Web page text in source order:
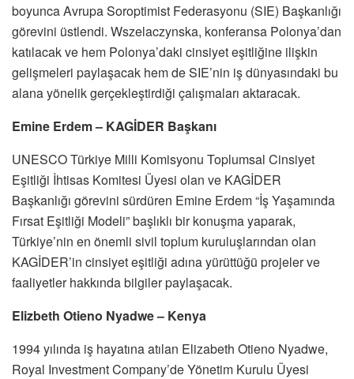
boyunca Avrupa Soroptimist Federasyonu (SIE) Başkanlığı
görevini üstlendi. Wszelaczynska, konferansa Polonya’dan
katılacak ve hem Polonya’daki cinsiyet eşitliğine ilişkin
gelişmeleri paylaşacak hem de SIE’nin iş dünyasındaki bu
alana yönelik gerçekleştirdiği çalışmaları aktaracak.
Emine Erdem – KAGİDER Başkanı
UNESCO Türkiye Milli Komisyonu Toplumsal Cinsiyet
Eşitliği İhtisas Komitesi Üyesi olan ve KAGİDER
Başkanlığı görevini sürdüren Emine Erdem “İş Yaşamında
Fırsat Eşitliği Modeli” başlıklı bir konuşma yaparak,
Türkiye’nin en önemli sivil toplum kuruluşlarından olan
KAGİDER’in cinsiyet eşitliği adına yürüttüğü projeler ve
faaliyetler hakkında bilgiler paylaşacak.
Elizbeth Otieno Nyadwe – Kenya
1994 yılında iş hayatına atılan Elizabeth Otieno Nyadwe,
Royal Investment Company’de Yönetim Kurulu Üyesi